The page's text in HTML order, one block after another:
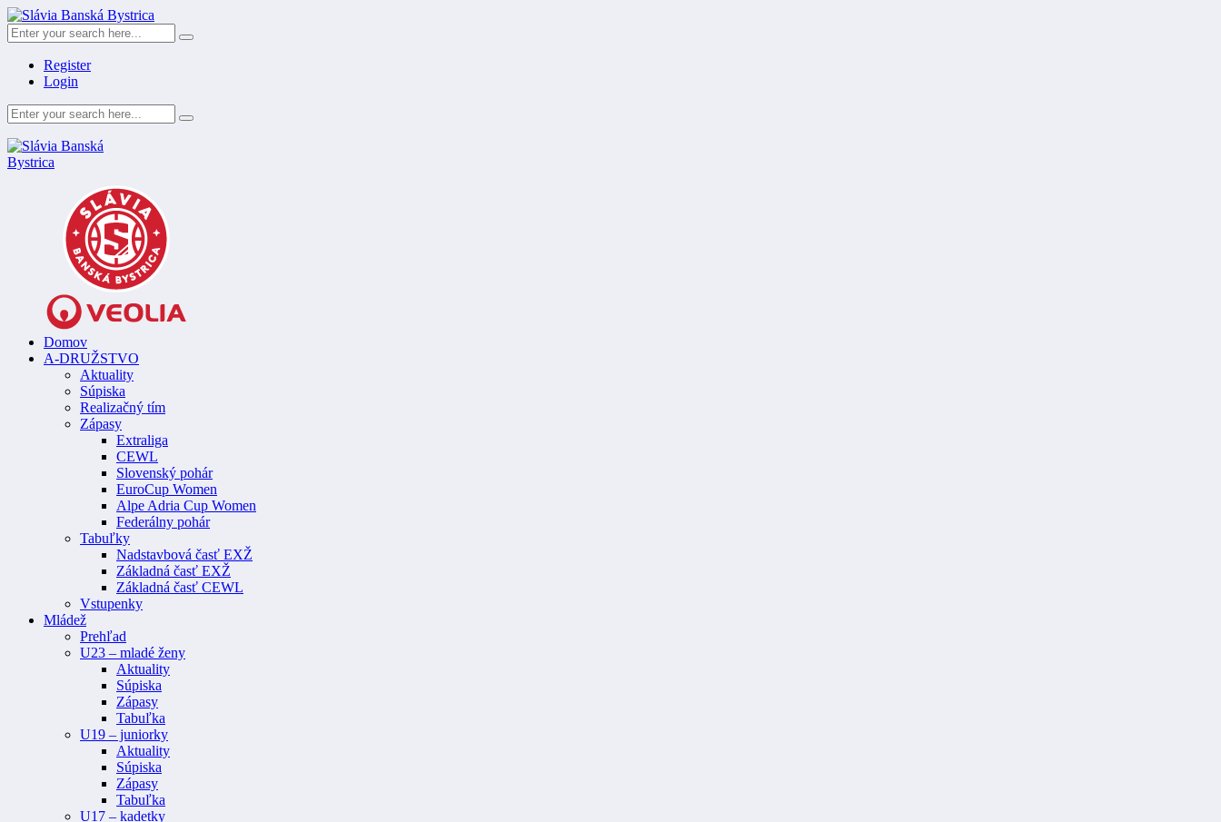
Register
Login
Domov
A-DRUŽSTVO
Aktuality
Súpiska
Realizačný tím
Zápasy
Extraliga
CEWL
Slovenský pohár
EuroCup Women
Alpe Adria Cup Women
Federálny pohár
Tabuľky
Nadstavbová časť EXŽ
Základná časť EXŽ
Základná časť CEWL
Vstupenky
Mládež
Prehľad
U23 – mladé ženy
Aktuality
Súpiska
Zápasy
Tabuľka
U19 – juniorky
Aktuality
Súpiska
Zápasy
Tabuľka
U17 – kadetky